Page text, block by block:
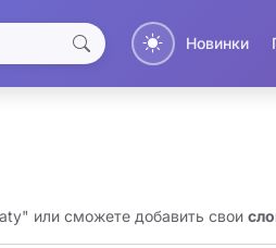
Новинки
или сможете добавить свои